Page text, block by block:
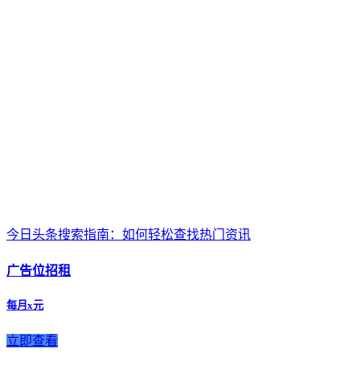
今日头条搜索指南：如何轻松查找热门资讯
广告位招租
每月x元
立即查看